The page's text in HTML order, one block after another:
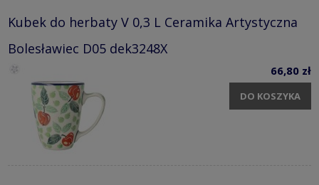
Kubek do herbaty V 0,3 L Ceramika Artystyczna
Bolesławiec D05 dek3248X
66,80 zł
DO KOSZYKA